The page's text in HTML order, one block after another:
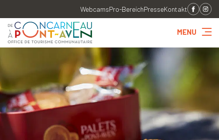
WebcamsPro-BereichPresseKontakt
MENU